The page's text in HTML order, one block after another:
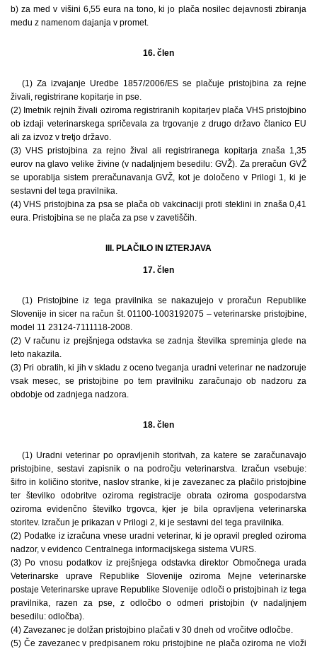
b) za med v višini 6,55 eura na tono, ki jo plača nosilec dejavnosti zbiranja
medu z namenom dajanja v promet.
16. člen
(1) Za izvajanje Uredbe 1857/2006/ES se plačuje pristojbina za rejne
živali, registrirane kopitarje in pse.
(2) Imetnik rejnih živali oziroma registriranih kopitarjev plača VHS pristojbino
ob izdaji veterinarskega spričevala za trgovanje z drugo državo članico EU
ali za izvoz v tretjo državo.
(3) VHS pristojbina za rejno žival ali registriranega kopitarja znaša 1,35
eurov na glavo velike živine (v nadaljnjem besedilu: GVŽ). Za preračun GVŽ
se uporablja sistem preračunavanja GVŽ, kot je določeno v Prilogi 1, ki je
sestavni del tega pravilnika.
(4) VHS pristojbina za psa se plača ob vakcinaciji proti steklini in znaša 0,41
eura. Pristojbina se ne plača za pse v zavetiščih.
III. PLAČILO IN IZTERJAVA
17. člen
(1) Pristojbine iz tega pravilnika se nakazujejo v proračun Republike
Slovenije in sicer na račun št. 01100-1003192075 – veterinarske pristojbine,
model 11 23124-7111118-2008.
(2) V računu iz prejšnjega odstavka se zadnja številka spreminja glede na
leto nakazila.
(3) Pri obratih, ki jih v skladu z oceno tveganja uradni veterinar ne nadzoruje
vsak mesec, se pristojbine po tem pravilniku zaračunajo ob nadzoru za
obdobje od zadnjega nadzora.
18. člen
(1) Uradni veterinar po opravljenih storitvah, za katere se zaračunavajo
pristojbine, sestavi zapisnik o na področju veterinarstva. Izračun vsebuje:
šifro in količino storitve, naslov stranke, ki je zavezanec za plačilo pristojbine
ter številko odobritve oziroma registracije obrata oziroma gospodarstva
oziroma evidenčno številko trgovca, kjer je bila opravljena veterinarska
storitev. Izračun je prikazan v Prilogi 2, ki je sestavni del tega pravilnika.
(2) Podatke iz izračuna vnese uradni veterinar, ki je opravil pregled oziroma
nadzor, v evidenco Centralnega informacijskega sistema VURS.
(3) Po vnosu podatkov iz prejšnjega odstavka direktor Območnega urada
Veterinarske uprave Republike Slovenije oziroma Mejne veterinarske
postaje Veterinarske uprave Republike Slovenije odloči o pristojbinah iz tega
pravilnika, razen za pse, z odločbo o odmeri pristojbin (v nadaljnjem
besedilu: odločba).
(4) Zavezanec je dolžan pristojbino plačati v 30 dneh od vročitve odločbe.
(5) Če zavezanec v predpisanem roku pristojbine ne plača oziroma ne vloži